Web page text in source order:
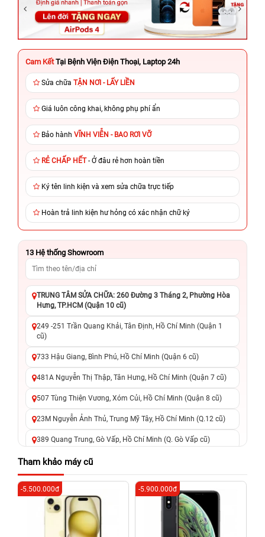
Cam Kết Tại Bệnh Viện Điện Thoại, Laptop 24h
Sửa chữa TẬN NƠI - LẤY LIỀN
Giá luôn công khai, không phụ phí ẩn
Bảo hành VĨNH VIỄN - BAO RƠI VỠ
RẺ CHẤP HẾT- Ở đâu rẻ hơn hoàn tiền
Ký tên linh kiện và xem sửa chữa trực tiếp
Hoàn trả linh kiện hư hỏng có xác nhận chữ ký
13 Hệ thống Showroom
TRUNG TÂM SỬA CHỮA: 260 Đường 3 Tháng 2, Phường Hòa
Hưng, TP.HCM (Quận 10 cũ)
249 -251 Trần Quang Khải, Tân Định, Hồ Chí Minh (Quận 1
cũ)
733 Hậu Giang, Bình Phú, Hồ Chí Minh (Quận 6 cũ)
481A Nguyễn Thị Thập, Tân Hưng, Hồ Chí Minh (Quận 7 cũ)
507 Tùng Thiện Vương, Xóm Củi, Hồ Chí Minh (Quận 8 cũ)
23M Nguyễn Ảnh Thủ, Trung Mỹ Tây, Hồ Chí Minh (Q.12 cũ)
389 Quang Trung, Gò Vấp, Hồ Chí Minh (Q. Gò Vấp cũ)
625 - 625A Âu Cơ, Tân Phú, Hồ Chí Minh (Quận Tân Phú cũ)
326 Lê Văn Việt, Tăng Nhơn Phú, Hồ Chí Minh (Q.9 TP. Thủ
Đức cũ)
256 Võ Văn Ngân, Thủ Đức, Hồ Chí Minh (Bình Thọ, TP. Thủ
Tham khảo máy cũ
-5.500.000đ -5.900.000đ